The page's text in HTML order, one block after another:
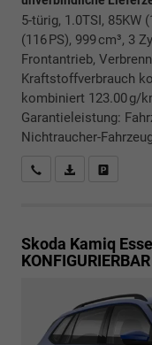
5-türig, 1.0TSI, 85KW
(116 PS), 999 cm³, 3
Frontantrieb,
Kraftstoffverbrauch
kombiniert 123.00 g/
Garantieleistung:
Nichtraucher-
Rückrufbitte absenden
PDF-Datei,
Skoda Kamiq
KONFIGURIERBAR